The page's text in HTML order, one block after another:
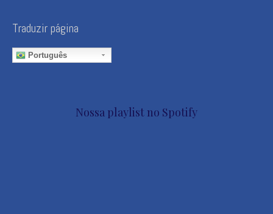
Traduzir página
Português
Nossa playlist no Spotify